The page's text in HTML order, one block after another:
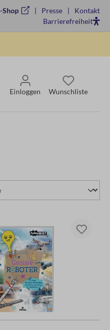
Shop Presse
Kontakt
Barrierefreiheit
Einloggen Wunschliste